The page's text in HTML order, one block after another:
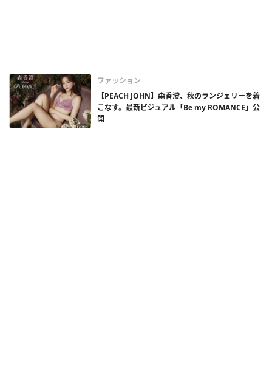
ファッション
【PEACH JOHN】森香澄、秋のランジェリーを着
こなす。最新ビジュアル「Be my ROMANCE」公
開